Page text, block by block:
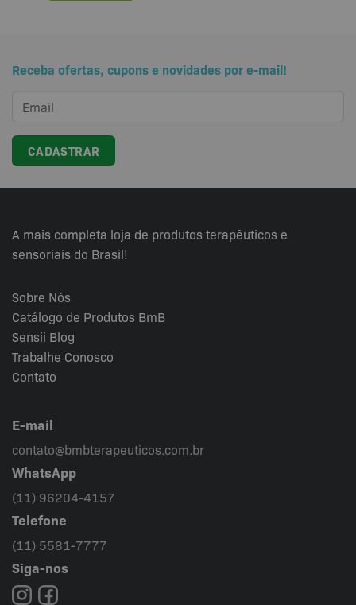
Receba ofertas, cupons e novidades por e-mail!
A mais completa loja de produtos terapêuticos e
sensoriais do Brasil!
Sobre Nós
Catálogo de Produtos BmB
Sensii Blog
Trabalhe Conosco
Contato
E-mail
contato@bmbterapeuticos.com.br
WhatsApp
(11) 96204-4157
Telefone
(11) 5581-7777
Siga-nos